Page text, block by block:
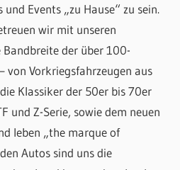
Events „zu Hause“ zu sein.
wir mit unseren
Bandbreite der über 100-
von Vorkriegsfahrzeugen aus
Klassiker der 50er bis 70er
und Z-Serie, sowie dem neuen
leben „the marque of
Autos sind uns die